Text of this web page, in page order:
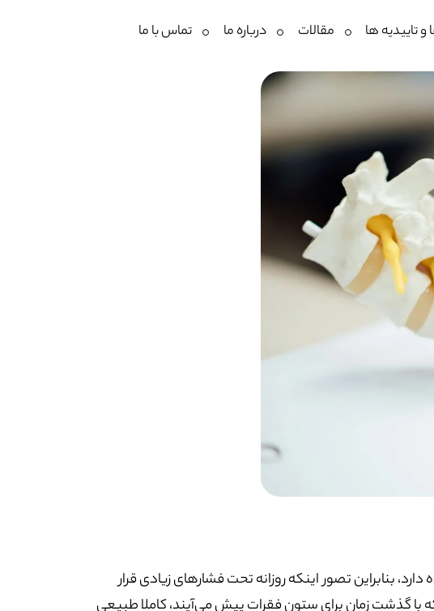
تاییدیه ها مقالات درباره ما تماس با ما
بنابراین تصور اینکه روزانه تحت فشارهای زیادی قرار